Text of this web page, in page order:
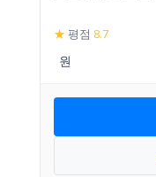
★ 평점 8.7